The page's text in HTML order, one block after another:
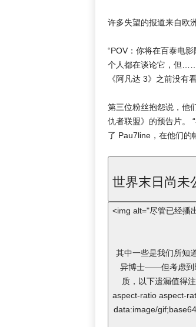
许多失望的报道来自欧
“POV：你将在百泰电
个人都在谈论它，但……
《阿凡达 3》之前没有
第三位粉丝抱怨说，他
仇者联盟》的预告片。
了 Pau7line，在他们的
世界末日尚未
<img alt="尽管已经播
其中一些是我们所知
异博士——但考虑到
质，以下遗漏值得
aspect-ratio aspect-
data:image/